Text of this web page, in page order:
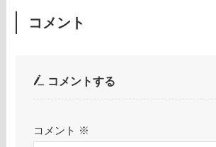
コメント
コメントする
コメント ※